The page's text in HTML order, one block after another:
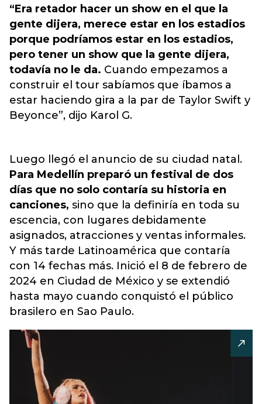
“Era retador hacer un show en el que la
gente dijera, merece estar en los estadios
porque podríamos estar en los estadios,
pero tener un show que la gente dijera,
todavía no le da. Cuando empezamos a
construir el tour sabíamos que íbamos a
estar haciendo gira a la par de Taylor Swift y
Beyonce”, dijo Karol G.
Luego llegó el anuncio de su ciudad natal.
Para Medellín preparó un festival de dos
días que no solo contaría su historia en
canciones, sino que la definiría en toda su
escencia, con lugares debidamente
asignados, atracciones y ventas informales.
Y más tarde Latinoamérica que contaría
con 14 fechas más. Inició el 8 de febrero de
2024 en Ciudad de México y se extendió
hasta mayo cuando conquistó el público
brasilero en Sao Paulo.